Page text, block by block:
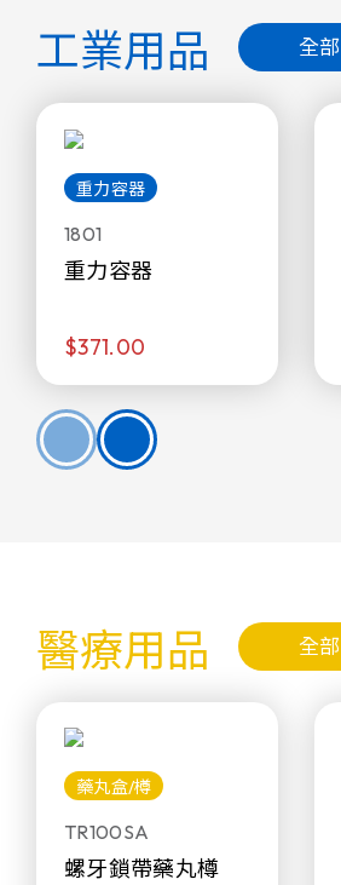
工業用品 全部
重力容器
1801
重力容器
$371.00
醫療用品 全部
藥丸盒/樽
TR100SA
螺牙鎖帶藥丸樽